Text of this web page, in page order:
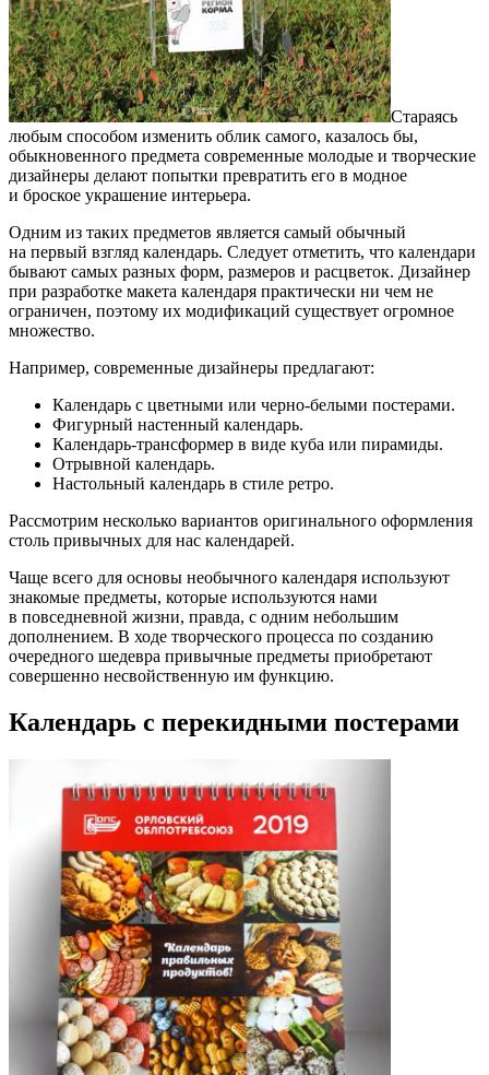
Стараясь
любым способом изменить облик самого, казалось бы,
обыкновенного предмета современные молодые и творческие
дизайнеры делают попытки превратить его в модное
и броское украшение интерьера.
Одним из таких предметов является самый обычный
на первый взгляд календарь. Следует отметить, что календари
бывают самых разных форм, размеров и расцветок. Дизайнер
при разработке макета календаря практически ни чем не
ограничен, поэтому их модификаций существует огромное
множество.
Например, современные дизайнеры предлагают:
Календарь с цветными или черно-белыми постерами.
Фигурный настенный календарь.
Календарь-трансформер в виде куба или пирамиды.
Отрывной календарь.
Настольный календарь в стиле ретро.
Рассмотрим несколько вариантов оригинального оформления
столь привычных для нас календарей.
Чаще всего для основы необычного календаря используют
знакомые предметы, которые используются нами
в повседневной жизни, правда, с одним небольшим
дополнением. В ходе творческого процесса по созданию
очередного шедевра привычные предметы приобретают
совершенно несвойственную им функцию.
Календарь с перекидными постерами